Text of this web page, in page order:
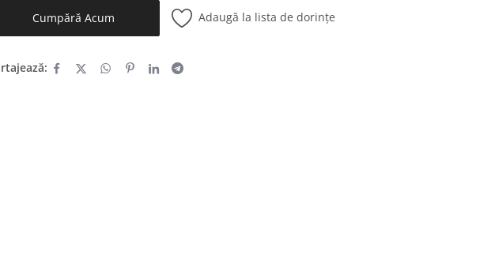
Cumpără Acum Adaugă la lista de dorințe